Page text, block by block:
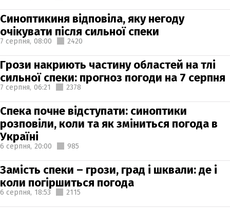
Синоптикиня відповіла, яку негоду
очікувати після сильної спеки
7 серпня, 08:00 2420
Грози накриють частину областей на тлі
сильної спеки: прогноз погоди на 7 серпня
7 серпня, 06:21 2378
Спека почне відступати: синоптики
розповіли, коли та як зміниться погода в
Україні
6 серпня, 20:00 985
Замість спеки – грози, град і шквали: де і
коли погіршиться погода
6 серпня, 18:53 2115